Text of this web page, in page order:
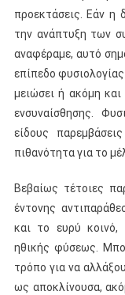
προεκτάσεις. Εάν η
την ανάπτυξη των
αναφέραμε, αυτό
επίπεδο
μειώσει ή ακόμη
ενσυναίσθησης.
είδους
πιθανότητα για το
Βεβαίως τέτοιες
έντονης
και το ευρύ
ηθικής φύσεως.
τρόπο για να
ως αποκλίνουσα,